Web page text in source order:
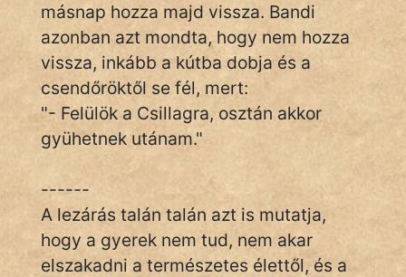
nagyöreg
NapHold
Név nélkül
pszichopati
szegény legény
Hoffer Botond
szemfüles
másnap hozza majd vissza. Bandi
azonban azt mondta, hogy nem hozza
vissza, inkább a kútba dobja és a
csendőröktől se fél, mert:
"- Felülök a Csillagra, osztán akkor
gyühetnek utánam."
------
A lezárás talán talán azt is mutatja,
hogy a gyerek nem tud, nem akar
elszakadni a természetes élettől, és a